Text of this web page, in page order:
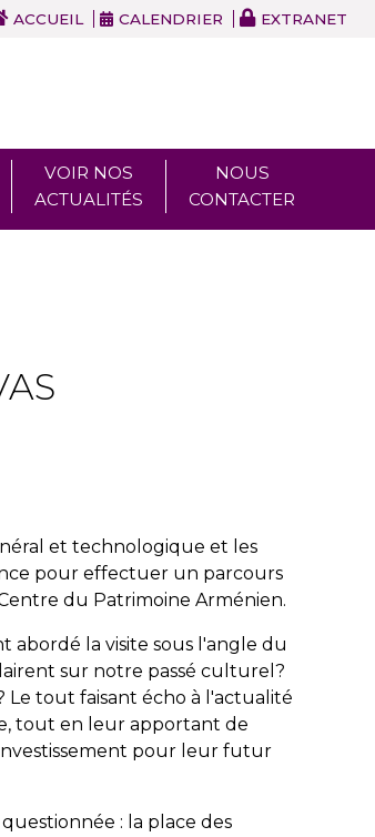
ACCUEIL CALENDRIER EXTRANET
VOIR NOS
ACTUALITÉS
NOUS
CONTACTER
et technologique et les
pour effectuer un parcours
du Patrimoine Arménien.
abordé la visite sous l'angle du
sur notre passé culturel?
tout faisant écho à l'actualité
tout en leur apportant de
pour leur futur
: la place des